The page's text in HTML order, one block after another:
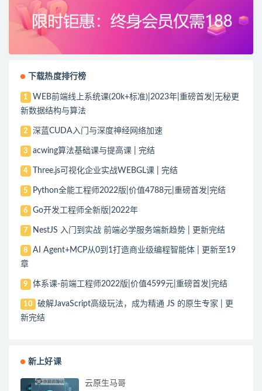
下载热度排行榜
1
WEB前端线上系统课(20k+标准)|2023年|重磅首发|无秘更
新数据结构与算法
2 深蓝CUDA入门与深度神经网络加速
3 acwing算法基础课与提高课 | 完结
4 Three.js可视化企业实战WEBGL课 | 完结
5 Python全能工程师2022版|价值4788元|重磅首发|完结
6 Go开发工程师全新版|2022年
7 NestJS 入门到实战 前端必学服务端新趋势 | 更新完结
8
AI Agent+MCP从0到1打造商业级编程智能体 | 更新至19
章
9 体系课-前端工程师2022版|价值4599元|重磅首发|完结
10
破解JavaScript高级玩法，成为精通 JS 的原生专家 | 更
新完结
新上好课
云原生马哥